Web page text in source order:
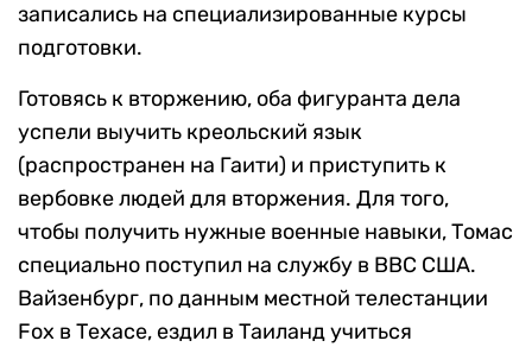
записались на специализированные курсы
подготовки.
Готовясь к вторжению, оба фигуранта дела
успели выучить креольский язык
(распространен на Гаити) и приступить к
вербовке людей для вторжения. Для того,
чтобы получить нужные военные навыки, Томас
специально поступил на службу в ВВС США.
Вайзенбург, по данным местной телестанции
Fox в Техасе, ездил в Таиланд учиться